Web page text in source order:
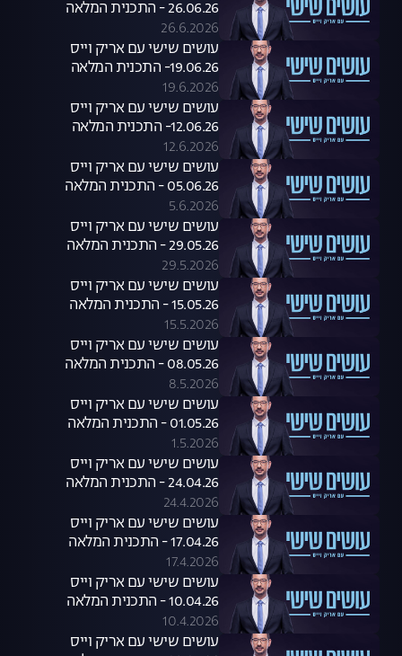
26.06.26 - התכנית המלאה
26.6.2026
עושים שישי עם אריק וייס
19.06.26- התכנית המלאה
19.6.2026
עושים שישי עם אריק וייס
12.06.26- התכנית המלאה
12.6.2026
עושים שישי עם אריק וייס
05.06.26 - התכנית המלאה
5.6.2026
עושים שישי עם אריק וייס
29.05.26 - התכנית המלאה
29.5.2026
עושים שישי עם אריק וייס
15.05.26 - התכנית המלאה
15.5.2026
עושים שישי עם אריק וייס
08.05.26 - התכנית המלאה
8.5.2026
עושים שישי עם אריק וייס
01.05.26 - התכנית המלאה
1.5.2026
עושים שישי עם אריק וייס
24.04.26 - התכנית המלאה
24.4.2026
עושים שישי עם אריק וייס
17.04.26 - התכנית המלאה
17.4.2026
עושים שישי עם אריק וייס
10.04.26 - התכנית המלאה
10.4.2026
עושים שישי עם אריק וייס